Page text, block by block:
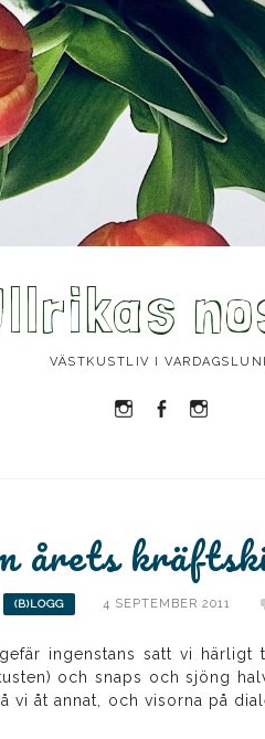
VÄSTKUSTLIV I
Instagram
årets
(B)LOGG 4 SEPTEMBER 2011
ingenstans satt vi
och snaps och sjöng
vi åt annat, och visorna på